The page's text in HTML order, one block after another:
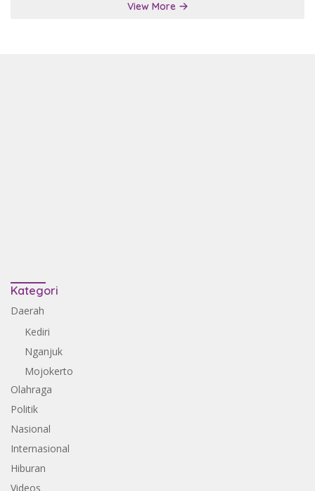
View More
Kategori
Daerah
Kediri
Nganjuk
Mojokerto
Olahraga
Politik
Nasional
Internasional
Hiburan
Videos